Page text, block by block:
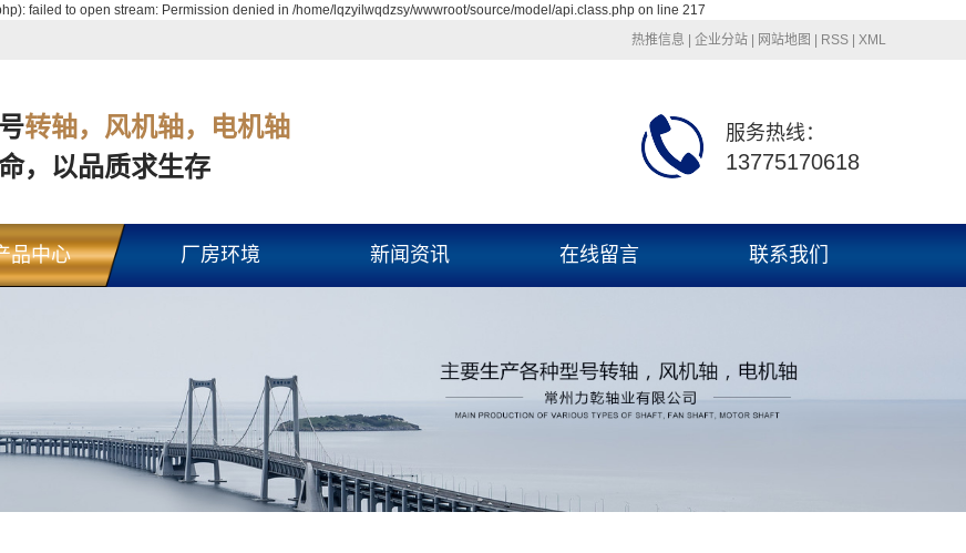
failed to open stream: Permission denied in /home/lqzyilwqdzsy/wwwroot/source/model/api.class.php on line 217
热推信息 企业分站 网站地图 RSS XML
转轴，风机轴，电机轴
，以品质求生存
服务热线：
13775170618
品中心 厂房环境 新闻资讯 在线留言 联系我们